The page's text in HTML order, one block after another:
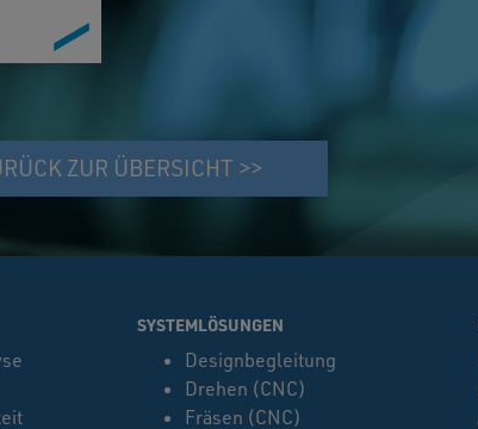
ZUR ÜBERSICHT >>
SYSTEMLÖSUNGEN
Designbegleitung
Drehen (CNC)
Fräsen (CNC)